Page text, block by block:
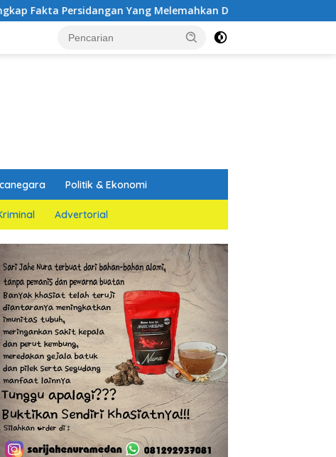
Yang Melemahkan Dakwaan Jaksa Penuntut Umum
Politik & Ekonomi
Advertorial